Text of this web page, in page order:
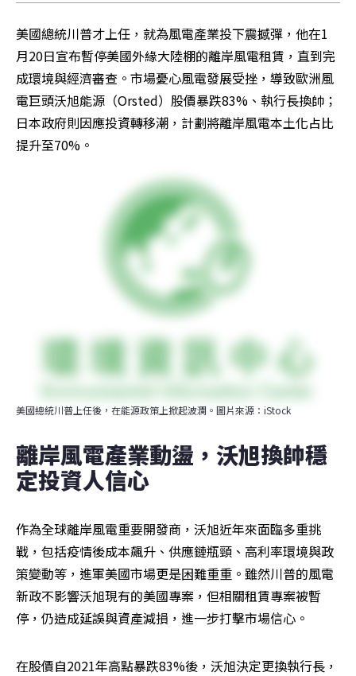
美國總統川普才上任，就為風電產業投下震撼彈，他在1
月20日宣布暫停美國外緣大陸棚的離岸風電租賃，直到完
成環境與經濟審查。市場憂心風電發展受挫，導致歐洲風
電巨頭沃旭能源（Orsted）股價暴跌83%、執行長換帥；
日本政府則因應投資轉移潮，計劃將離岸風電本土化占比
提升至70%。
美國總統川普上任後，在能源政策上掀起波瀾。圖片來源：iStock
離岸風電產業動盪，沃旭換帥穩
定投資人信心
作為全球離岸風電重要開發商，沃旭近年來面臨多重挑
戰，包括疫情後成本飆升、供應鏈瓶頸、高利率環境與政
策變動等，進軍美國市場更是困難重重。雖然川普的風電
新政不影響沃旭現有的美國專案，但相關租賃專案被暫
停，仍造成延誤與資產減損，進一步打擊市場信心。
在股價自2021年高點暴跌83%後，沃旭決定更換執行長，